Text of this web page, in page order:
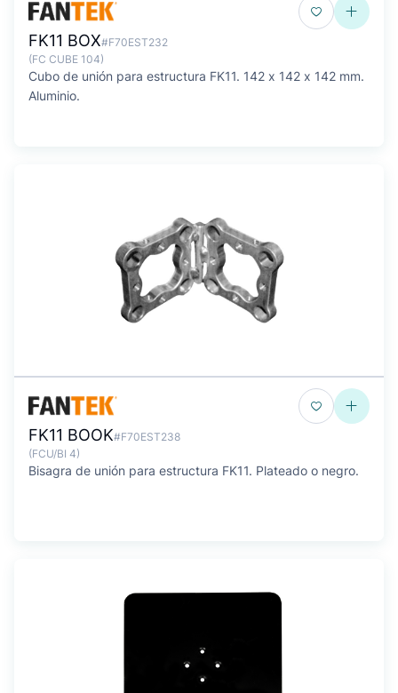
FK11 BOX#F70EST232
(FC CUBE 104)
Cubo de unión para estructura FK11. 142 x 142 x 142 mm.
Aluminio.
FK11 BOOK#F70EST238
(FCU/BI 4)
Bisagra de unión para estructura FK11. Plateado o negro.